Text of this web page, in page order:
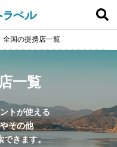
全国の提携店一覧
一覧
トが使える
その他
できます。